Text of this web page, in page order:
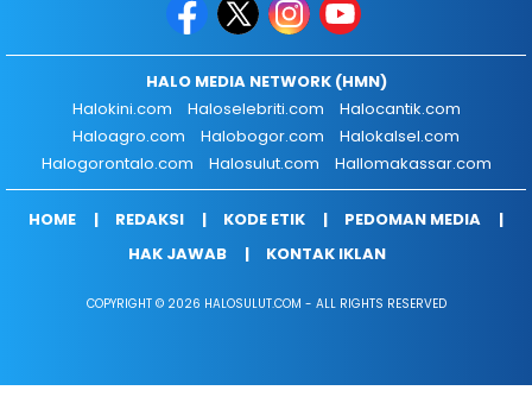
HALO MEDIA NETWORK (HMN)
Halokini.com
Haloselebriti.com
Halocantik.com
Haloagro.com
Halobogor.com
Halokalsel.com
Halogorontalo.com
Halosulut.com Hallomakassar.com
HOME REDAKSI KODE ETIK
PEDOMAN MEDIA
HAK JAWAB
KONTAK IKLAN
COPYRIGHT © 2026 HALOSULUT.COM - ALL RIGHTS RESERVED